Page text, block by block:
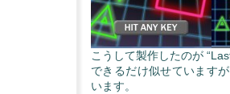
こうして製作したのが
できるだけ似せています
います。